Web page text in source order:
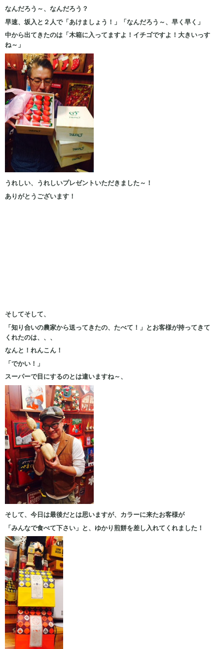
なんだろう～、なんだろう？
早速、坂入と２人で「あけましょう！」「なんだろう～、早く早く」
中から出てきたのは「木箱に入ってますよ！イチゴですよ！大きいっす
ね～」
うれしい、うれしいプレゼントいただきました～！
ありがとうございます！
そしてそして、
「知り合いの農家から送ってきたの、たべて！」とお客様が持ってきて
くれたのは、、、
なんと！れんこん！
「でかい！」
スーパーで目にするのとは違いますね～、
そして、今日は最後だとは思いますが、カラーに来たお客様が
「みんなで食べて下さい」と、ゆかり煎餅を差し入れてくれました！